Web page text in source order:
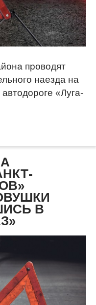
проводят
наезда на
«Луга-
В